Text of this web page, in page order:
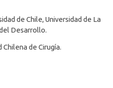
de Chile, Universidad de La
Desarrollo.
de Cirugía.